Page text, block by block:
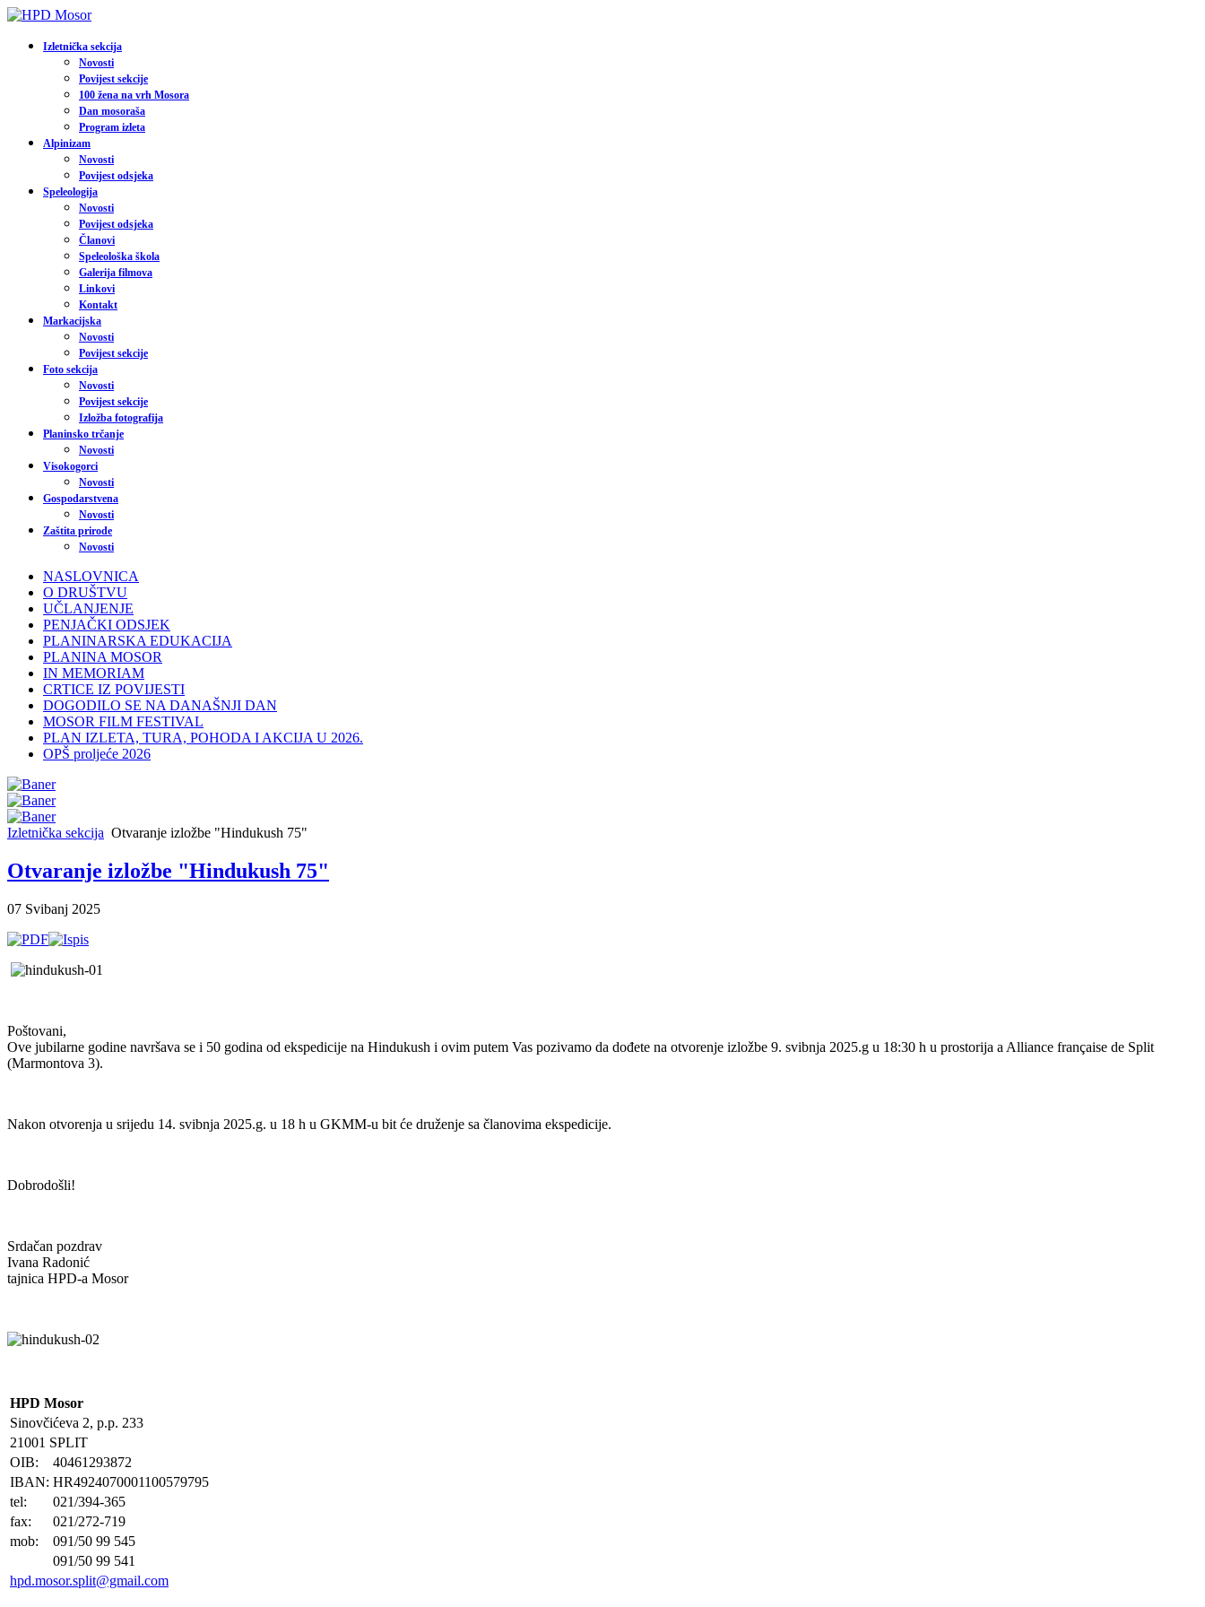
Izletnička sekcija
Novosti
Povijest sekcije
100 žena na vrh Mosora
Dan mosoraša
Program izleta
Alpinizam
Novosti
Povijest odsjeka
Speleologija
Novosti
Povijest odsjeka
Članovi
Speleološka škola
Galerija filmova
Linkovi
Kontakt
Markacijska
Novosti
Povijest sekcije
Foto sekcija
Novosti
Povijest sekcije
Izložba fotografija
Planinsko trčanje
Novosti
Visokogorci
Novosti
Gospodarstvena
Novosti
Zaštita prirode
Novosti
NASLOVNICA
O DRUŠTVU
UČLANJENJE
PENJAČKI ODSJEK
PLANINARSKA EDUKACIJA
PLANINA MOSOR
IN MEMORIAM
CRTICE IZ POVIJESTI
DOGODILO SE NA DANAŠNJI DAN
MOSOR FILM FESTIVAL
PLAN IZLETA, TURA, POHODA I AKCIJA U 2026.
OPŠ proljeće 2026
Izletnička sekcija Otvaranje izložbe "Hindukush 75"
Otvaranje izložbe "Hindukush 75"
07 Svibanj 2025
Poštovani,
Ove jubilarne godine navršava se i 50 godina od ekspedicije na Hindukush i ovim putem Vas pozivamo da dođete na otvorenje izložbe 9. svibnja 2025.g u 18:30 h u prostorija a Alliance française de Split
(Marmontova 3).
Nakon otvorenja u srijedu 14. svibnja 2025.g. u 18 h u GKMM-u bit će druženje sa članovima ekspedicije.
Dobrodošli!
Srdačan pozdrav
Ivana Radonić
tajnica HPD-a Mosor
HPD Mosor
Sinovčićeva 2, p.p. 233
21001 SPLIT
OIB:
40461293872
IBAN: HR4924070001100579795
tel:
021/394-365
fax:
021/272-719
mob:
091/50 99 545
091/50 99 541
hpd.mosor.split@gmail.com